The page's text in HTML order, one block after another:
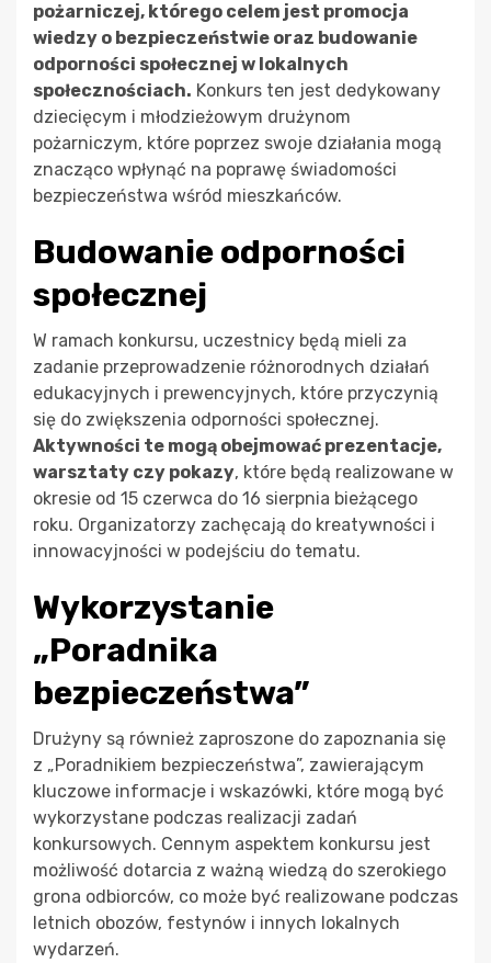
pożarniczej, którego celem jest promocja
wiedzy o bezpieczeństwie oraz budowanie
odporności społecznej w lokalnych
społecznościach. Konkurs ten jest dedykowany
dziecięcym i młodzieżowym drużynom
pożarniczym, które poprzez swoje działania mogą
znacząco wpłynąć na poprawę świadomości
bezpieczeństwa wśród mieszkańców.
Budowanie odporności
społecznej
W ramach konkursu, uczestnicy będą mieli za
zadanie przeprowadzenie różnorodnych działań
edukacyjnych i prewencyjnych, które przyczynią
się do zwiększenia odporności społecznej.
Aktywności te mogą obejmować prezentacje,
warsztaty czy pokazy, które będą realizowane w
okresie od 15 czerwca do 16 sierpnia bieżącego
roku. Organizatorzy zachęcają do kreatywności i
innowacyjności w podejściu do tematu.
Wykorzystanie
„Poradnika
bezpieczeństwa”
Drużyny są również zaproszone do zapoznania się
z „Poradnikiem bezpieczeństwa”, zawierającym
kluczowe informacje i wskazówki, które mogą być
wykorzystane podczas realizacji zadań
konkursowych. Cennym aspektem konkursu jest
możliwość dotarcia z ważną wiedzą do szerokiego
grona odbiorców, co może być realizowane podczas
letnich obozów, festynów i innych lokalnych
wydarzeń.